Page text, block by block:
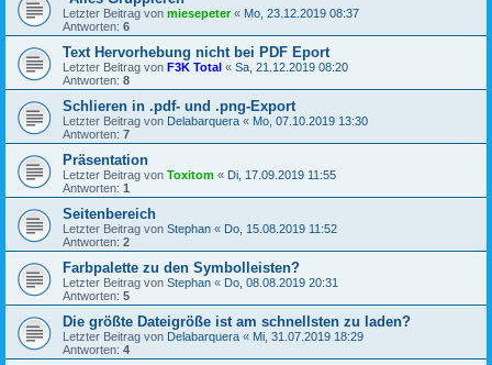
Letzter Beitrag von miesepeter« Mo, 23.12.2019 08:37
Antworten: 6
Text Hervorhebung nicht bei PDF Eport
Letzter Beitrag von F3K Total « Sa, 21.12.2019 08:20
Antworten: 8
Schlieren in .pdf- und .png-Export
Letzter Beitrag von Delabarquera « Mo, 07.10.2019 13:30
Antworten: 7
Präsentation
Letzter Beitrag von Toxitom « Di, 17.09.2019 11:55
Antworten: 1
Seitenbereich
Letzter Beitrag von Stephan « Do, 15.08.2019 11:52
Antworten: 2
Farbpalette zu den Symbolleisten?
Letzter Beitrag von Stephan « Do, 08.08.2019 20:31
Antworten: 5
Die größte Dateigröße ist am schnellsten zu laden?
Letzter Beitrag von Delabarquera « Mi, 31.07.2019 18:29
Antworten: 4